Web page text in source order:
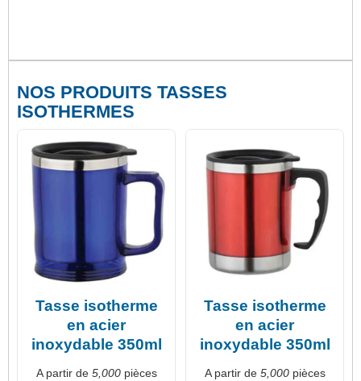
NOS PRODUITS TASSES
ISOTHERMES
Tasse isotherme
en acier
inoxydable 350ml
A partir de 5,000pièces
Tasse isotherme
en acier
inoxydable 350ml
A partir de 5,000pièces